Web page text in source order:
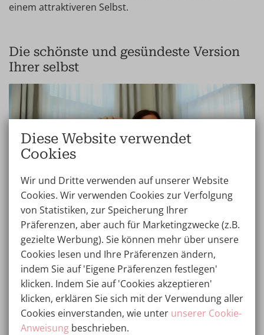
einem attraktiveren Selbst.
Die schönste und gesündeste Version
Ihrer selbst
Die plastische Chirurgie kann ein wirksames Mittel zur
Selbstverbesserung sein. Es ist jedoch wichtig, daran
zu denken, dass sie keine Lösung für ein geringes
Selbstwertgefühl oder psychologische Probleme ist. In
der Wellness Kliniek möchten wir gesunden Menschen
Diese Website verwendet
Cookies
Wir und Dritte verwenden auf unserer Website
Cookies. Wir verwenden Cookies zur Verfolgung
von Statistiken, zur Speicherung Ihrer
Präferenzen, aber auch für Marketingzwecke (z.B.
gezielte Werbung). Sie können mehr über unsere
Cookies lesen und Ihre Präferenzen ändern,
indem Sie auf 'Eigene Präferenzen festlegen'
klicken. Indem Sie auf 'Cookies akzeptieren'
klicken, erklären Sie sich mit der Verwendung aller
Cookies einverstanden, wie unter unserer Cookie-
Anweisungbeschrieben.